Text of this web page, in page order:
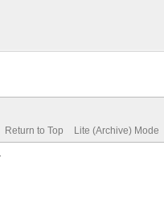
Return to Top Lite (Archive) Mode